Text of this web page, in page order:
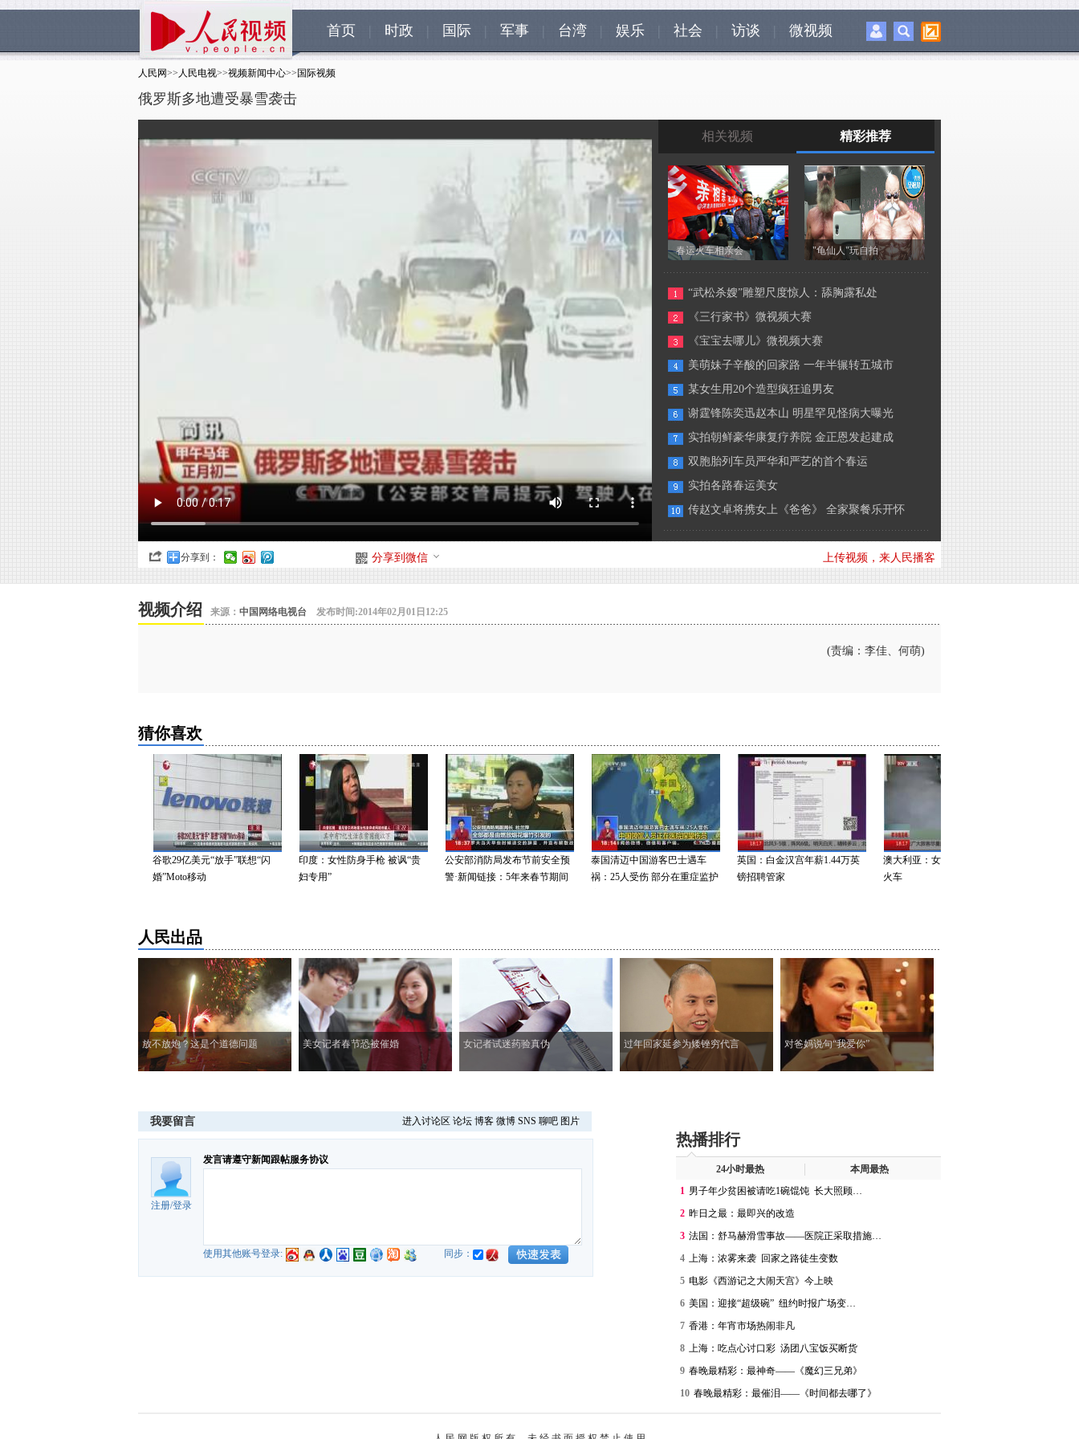
首页 时政 国际 军事 台湾 娱乐 社会 访谈 微视频
人民网>> 人民电视>>视频新闻中心>> 国际视频
俄罗斯多地遭受暴雪袭击
相关视频 精彩推荐
春运火车相亲会
现场表白高歌秀才艺
"龟仙人"玩自拍
“武松杀嫂”雕塑尺度惊人：舔胸露私处
《三行家书》微视频大赛
《宝宝去哪儿》微视频大赛
美萌妹子辛酸的回家路 一年半辗转五城市
某女生用20个造型疯狂追男友
谢霆锋陈奕迅赵本山 明星罕见怪病大曝光
实拍朝鲜豪华康复疗养院 金正恩发起建成
双胞胎列车员严华和严艺的首个春运
实拍各路春运美女
传赵文卓将携女上《爸爸》 全家聚餐乐开怀
分享到： 分享到微信 上传视频，来人民播客
视频介绍 来源： 中国网络电视台 发布时间:2014年02月01日12:25
(责编：李佳、何萌)
猜你喜欢
谷歌29亿美元“放手”联想“闪
婚”Moto移动
印度：女性防身手枪 被讽“贵
妇专用”
公安部消防局发布节前安全预
警·新闻链接：5年来春节期间
泰国清迈中国游客巴士遇车
祸：25人受伤 部分在重症监护
英国：白金汉宫年薪1.44万英
镑招聘管家
澳大利亚：女子跳上行驶中的
火车
人民出品
放不放炮？这是个道德问题 美女记者春节恐被催婚 女记者试迷药验真伪 过年回家延参为矮锉穷代言 对爸妈说句“我爱你”
我要留言 进入讨论区 论坛 博客 微博 SNS 聊吧 图片
注册/登录
发言请遵守新闻跟帖服务协议
使用其他账号登录: 同步：
热播排行
24小时最热
本周最热
1 男子年少贫困被请吃1碗馄饨 长大照顾…
2 昨日之最：最即兴的改造
3 法国：舒马赫滑雪事故——医院正采取措施…
4 上海：浓雾来袭 回家之路徒生变数
5 电影《西游记之大闹天宫》今上映
6 美国：迎接“超级碗” 纽约时报广场变…
7 香港：年宵市场热闹非凡
8 上海：吃点心讨口彩 汤团八宝饭买断货
9 春晚最精彩：最神奇——《魔幻三兄弟》
10 春晚最精彩：最催泪——《时间都去哪了》